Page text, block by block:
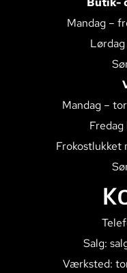
Mandag –
Mandag –
Frokostlukket
Salg:
Værksted: